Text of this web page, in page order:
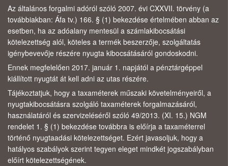
Az általános forgalmi adóról szóló 2007. évi CXXVII. törvény (a
továbbiakban: Áfa tv.) 166. § (1) bekezdése értelmében abban az
esetben, ha az adóalany mentesül a számlakibocsátási
kötelezettség alól, köteles a termék beszerzője, szolgáltatás
igénybevevője részére nyugta kibocsátásáról gondoskodni.
Ennek megfelelően 2017. január 1. napjától a pénztárgéppel
kiállított nyugtát át kell adni az utas részére.
Tájékoztatjuk, hogy a taxaméterek műszaki követelményeiről, a
nyugtakibocsátásra szolgáló taxaméterek forgalmazásáról,
használatáról és szervizeléséről szóló 49/2013. (XI. 15.) NGM
rendelet 1. § (1) bekezdése továbbra is előírja a taxaméterrel
történő nyugtaadási kötelezettséget. Ezért javasoljuk, hogy a
hatályos szabályok szerint tegyen eleget mindkét jogszabályban
előírt kötelezettségének.